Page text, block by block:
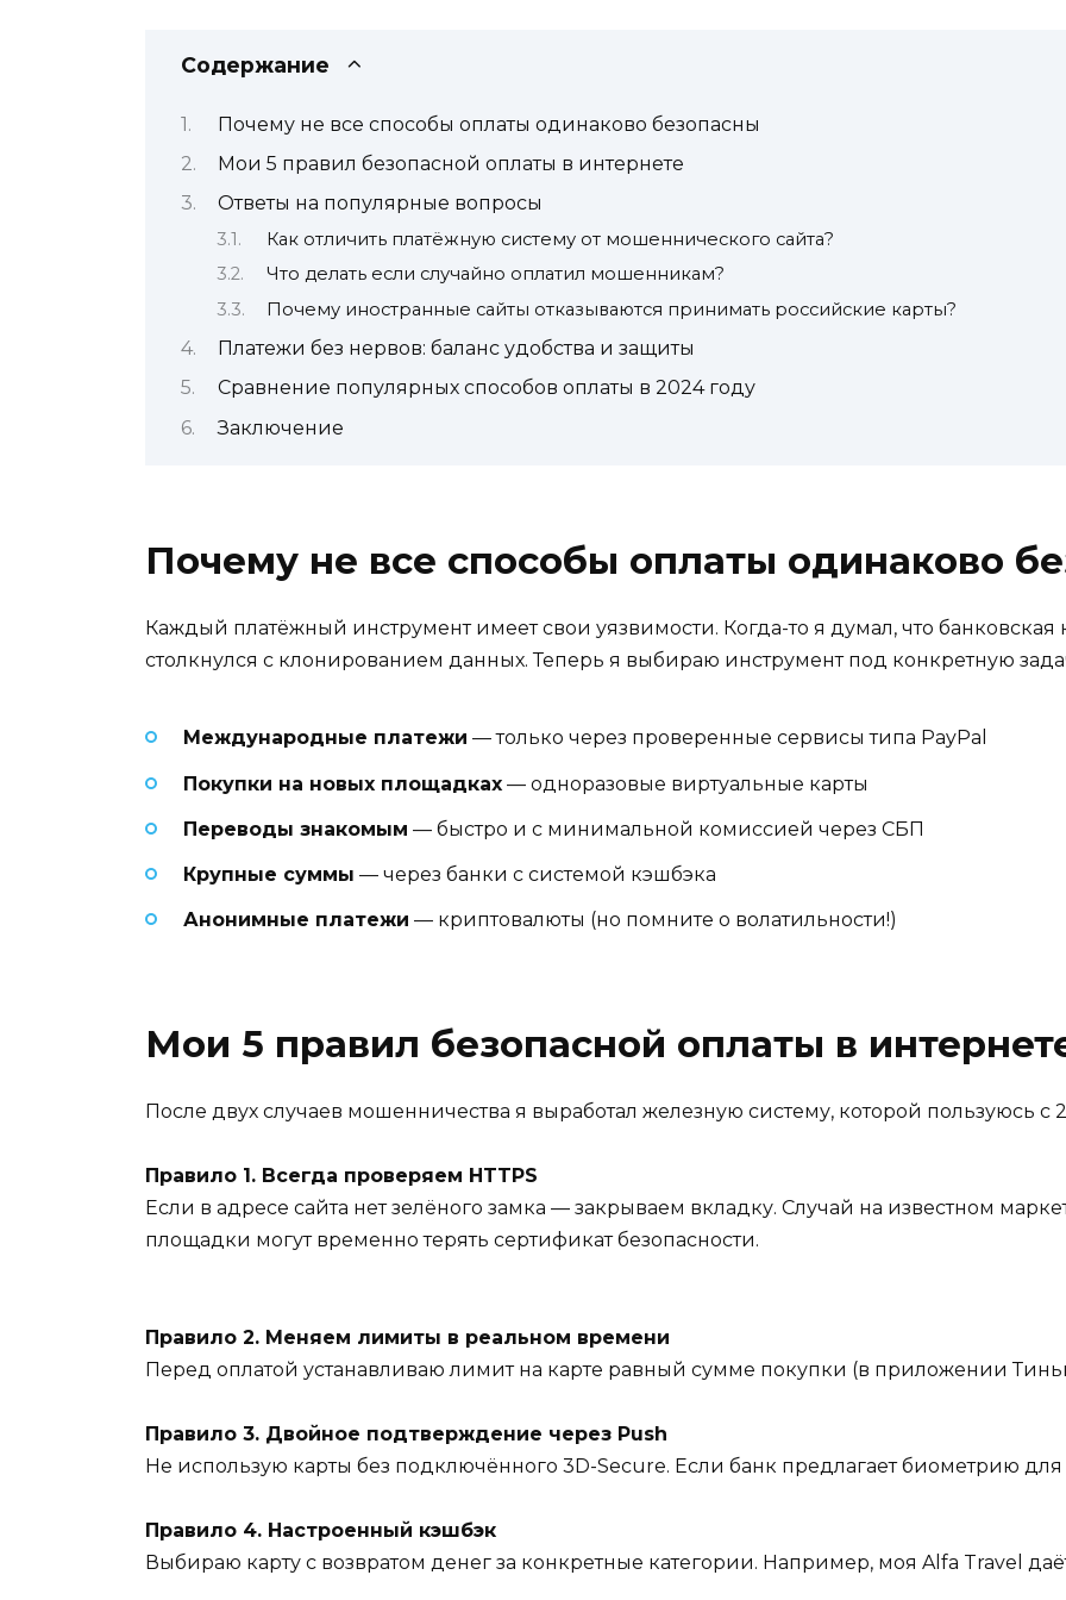
Содержание
Почему не все способы оплаты одинаково безопасны
Мои 5 правил безопасной оплаты в интернете
Ответы на популярные вопросы
Как отличить платёжную систему от мошеннического сайта?
Что делать если случайно оплатил мошенникам?
Почему иностранные сайты отказываются принимать российские карты?
Платежи без нервов: баланс удобства и защиты
Сравнение популярных способов оплаты в 2024 году
Заключение
Почему не все способы оплаты одинаково
Каждый платёжный инструмент имеет свои уязвимости. Когда-то я думал, что банковская
столкнулся с клонированием данных. Теперь я выбираю инструмент под конкретную
Международные платежи — только через проверенные сервисы типа PayPal
Покупки на новых площадках — одноразовые виртуальные карты
Переводы знакомым — быстро и с минимальной комиссией через СБП
Крупные суммы — через банки с системой кэшбэка
Анонимные платежи — криптовалюты (но помните о волатильности!)
Мои 5 правил безопасной оплаты в
После двух случаев мошенничества я выработал железную систему, которой пользуюсь с
Правило 1. Всегда проверяем HTTPS
Если в адресе сайта нет зелёного замка — закрываем вкладку. Случай на известном
площадки могут временно терять сертификат безопасности.
Правило 2. Меняем лимиты в реальном времени
Перед оплатой устанавливаю лимит на карте равный сумме покупки (в приложении
Правило 3. Двойное подтверждение через Push
Не использую карты без подключённого 3D-Secure. Если банк предлагает биометрию
Правило 4. Настроенный кэшбэк
Выбираю карту с возвратом денег за конкретные категории. Например, моя Alfa Travel